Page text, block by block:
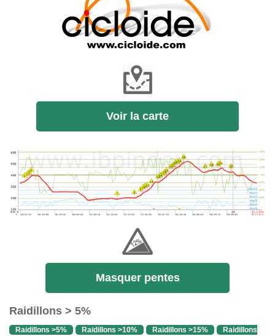
Voir la carte
Masquer pentes
Raidillons > 5%
Raidillons >5% Raidillons >10% Raidillons >15%
Raidillons